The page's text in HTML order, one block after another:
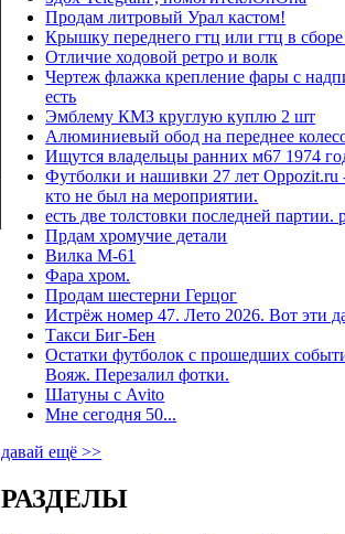
Продам литровый Урал кастом!
Крышку переднего гтц или гтц в
Отличие ходовой ретро и волк
Чертеж флажка крепление фары с
есть
Эмблему КМЗ круглую куплю 2 шт
Алюминиевый обод на переднее
Ищутся владельцы ранних м67 1974
Футболки и нашивки 27 лет Oppozit.ru
кто не был на мероприятии.
есть две толстовки последней партии.
Прдам хромучие детали
Вилка М-61
Фара хром.
Продам шестерни Герцог
Истрёж номер 47. Лето 2026. Вот эти
Такси Биг-Бен
Остатки футболок с прошедших
Вояж. Перезалил фотки.
Шатуны с Avito
Мне сегодня 50...
давай ещё >>
РАЗДЕЛЫ